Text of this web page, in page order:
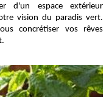
d'un espace extérieur
vision du paradis vert.
concrétiser vos rêves